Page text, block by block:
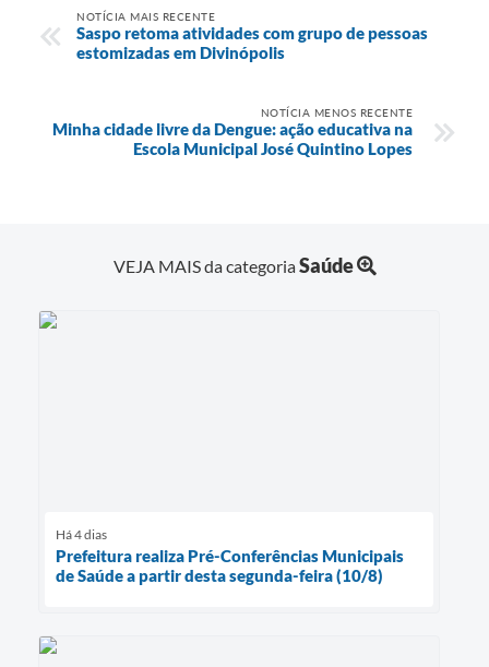
NOTÍCIA MAIS RECENTE
Saspo retoma atividades com grupo de pessoas
estomizadas em Divinópolis
NOTÍCIA MENOS RECENTE
Minha cidade livre da Dengue: ação educativa na
Escola Municipal José Quintino Lopes
VEJA MAIS da categoriaSaúde
Há 4 dias
Prefeitura realiza Pré-Conferências Municipais
de Saúde a partir desta segunda-feira (10/8)